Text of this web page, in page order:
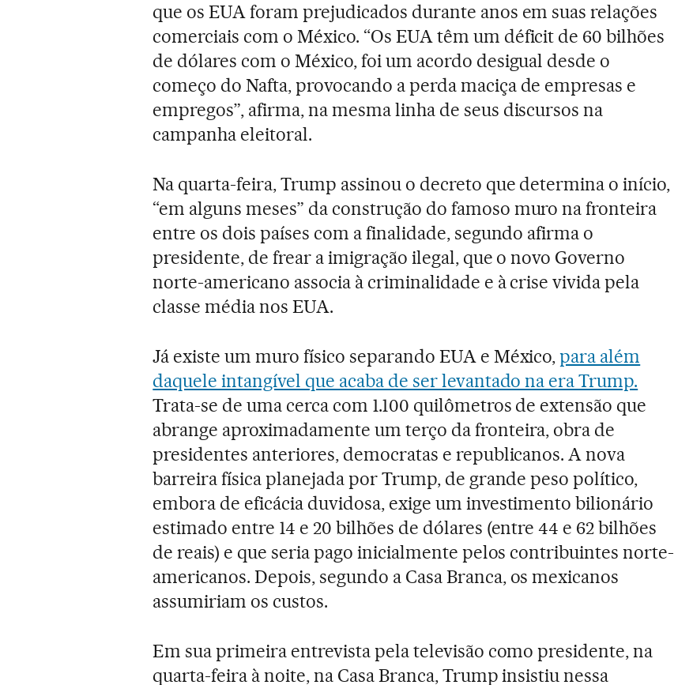
que os EUA foram prejudicados durante anos em suas relações
comerciais com o México. “Os EUA têm um déficit de 60 bilhões
de dólares com o México, foi um acordo desigual desde o
começo do Nafta, provocando a perda maciça de empresas e
empregos”, afirma, na mesma linha de seus discursos na
campanha eleitoral.
Na quarta-feira, Trump assinou o decreto que determina o início,
“em alguns meses” da construção do famoso muro na fronteira
entre os dois países com a finalidade, segundo afirma o
presidente, de frear a imigração ilegal, que o novo Governo
norte-americano associa à criminalidade e à crise vivida pela
classe média nos EUA.
Já existe um muro físico separando EUA e México,para além
daquele intangível que acaba de ser levantado na era Trump.
Trata-se de uma cerca com 1.100 quilômetros de extensão que
abrange aproximadamente um terço da fronteira, obra de
presidentes anteriores, democratas e republicanos. A nova
barreira física planejada por Trump, de grande peso político,
embora de eficácia duvidosa, exige um investimento bilionário
estimado entre 14 e 20 bilhões de dólares (entre 44 e 62 bilhões
de reais) e que seria pago inicialmente pelos contribuintes norte-
americanos. Depois, segundo a Casa Branca, os mexicanos
assumiriam os custos.
Em sua primeira entrevista pela televisão como presidente, na
quarta-feira à noite, na Casa Branca, Trump insistiu nessa